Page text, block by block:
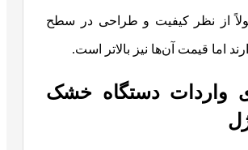
از نظر کیفیت و طراحی در سطح
اما قیمت آن‌ها نیز بالاتر است.
واردات دستگاه خشک